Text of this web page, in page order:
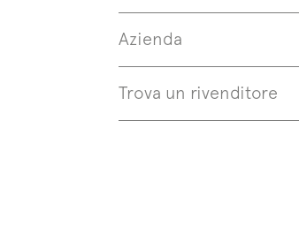
Azienda
Trova un rivenditore